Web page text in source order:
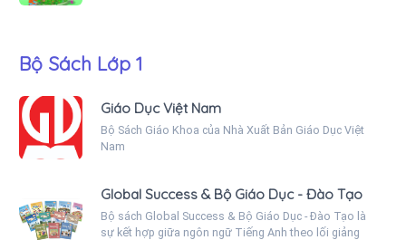
Bộ Sách Lớp 1
Giáo Dục Việt Nam
Bộ Sách Giáo Khoa của Nhà Xuất Bản Giáo Dục Việt
Nam
Global Success & Bộ Giáo Dục - Đào Tạo
Bộ sách Global Success & Bộ Giáo Dục - Đào Tạo là
sự kết hợp giữa ngôn ngữ Tiếng Anh theo lối giảng